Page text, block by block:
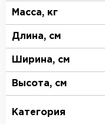
Масса, кг
Длина, см
Ширина, см
Высота, см
Категория